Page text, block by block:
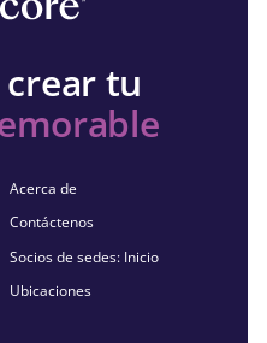
crear tu
Acerca de
Contáctenos
Socios de sedes: Inicio
Ubicaciones